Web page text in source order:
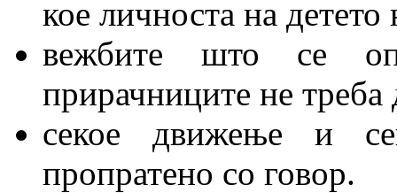
кое личноста на детето
вежбите што се
прирачниците не треба
секое движење и
пропратено со говор.